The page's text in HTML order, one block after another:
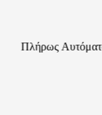
Πλήρως